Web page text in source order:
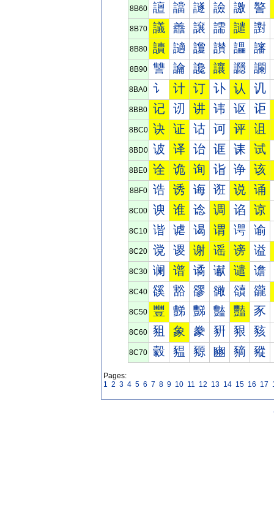
8B60 譠 譡 譢 譣 譤 譥
8B70 議 譱 譲 譳 譴 譵
8B80 讀 讁 讂 讃 讄 讅
8B90 讐 讑 讒 讓 讔 讕
8BA0 讠 计 订 讣 认 讥
8BB0 记 讱 讲 讳 讴 讵
8BC0 诀 证 诂 诃 评 诅
8BD0 诐 译 诒 诓 诔 试
8BE0 诠 诡 询 诣 诤 该
8BF0 诰 诱 诲 诳 说 诵
8C00 谀 谁 谂 调 谄 谅
8C10 谐 谑 谒 谓 谔 谕
8C20 谠 谡 谢 谣 谤 谥
8C30 谰 谱 谲 谳 谴 谵
8C40 豀 豁 豂 豃 豄 豅
8C50 豐 豑 豒 豓 豔 豕
8C60 豠 象 豢 豣 豤 豥
8C70 豰 豱 豲 豳 豴 豵
Pages:
1 2 3 4 5 6 7 8 9 10 11 12 13 14 15 16 17